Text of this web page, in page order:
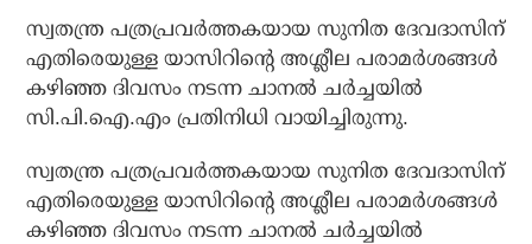
സ്വതന്ത്ര പത്രപ്രവര്‍ത്തകയായ സുനിത ദേവദാസിന്
എതിരെയുള്ള യാസിറിന്റെ അശ്ലീല പരാമര്‍ശങ്ങള്‍
കഴിഞ്ഞ ദിവസം നടന്ന ചാനല്‍ ചര്‍ച്ചയില്‍
സി.പി.ഐ.എം പ്രതിനിധി വായിച്ചിരുന്നു.
സ്വതന്ത്ര പത്രപ്രവര്‍ത്തകയായ സുനിത ദേവദാസിന്
എതിരെയുള്ള യാസിറിന്റെ അശ്ലീല പരാമര്‍ശങ്ങള്‍
കഴിഞ്ഞ ദിവസം നടന്ന ചാനല്‍ ചര്‍ച്ചയില്‍